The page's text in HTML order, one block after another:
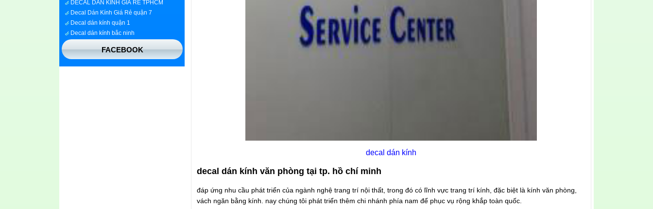
decal dán kính
decal dán kính văn phòng tại tp. hồ chí minh
đáp ứng nhu cầu phát triển của ngành nghệ trang trí nội thất, trong đó có lĩnh vực trang trí kính, đặc biệt là kính văn phòng,
vách ngăn bằng kính. nay chúng tôi phát triển thêm chi nhánh phía nam để phục vụ rộng khắp toàn quốc.
Decal Dán Kính Giá Rẻ quận 7
Decal dán kính quận 1
Decal dán kính bắc ninh
Decal dán kính tại bình dương
FACEBOOK